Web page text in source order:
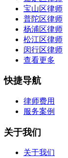
宝山区律师
普陀区律师
杨浦区律师
松江区律师
闵行区律师
查看更多
快捷导航
律师费用
服务案例
关于我们
关于我们